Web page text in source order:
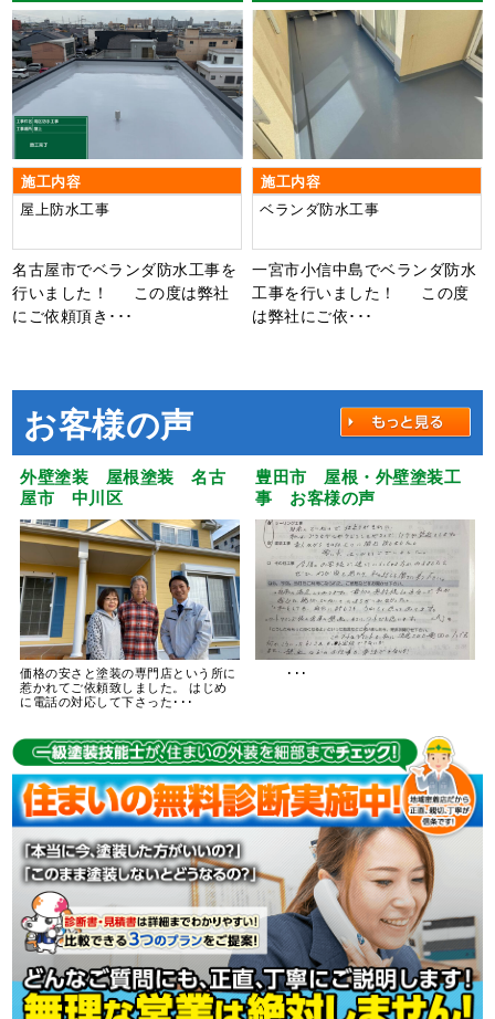
施工内容
屋上防水工事
名古屋市でベランダ防水工事を
行いました！ この度は弊社
にご依頼頂き･･･
施工内容
ベランダ防水工事
一宮市小信中島でベランダ防水
工事を行いました！ この度
は弊社にご依･･･
お客様の声
外壁塗装 屋根塗装 名古
屋市 中川区
価格の安さと塗装の専門店という所に
惹かれてご依頼致しました。 はじめ
に電話の対応して下さった･･･
豊田市 屋根・外壁塗装工
事 お客様の声
･･･